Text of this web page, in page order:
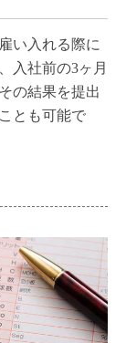
い入れる際に
入社前の3ヶ月
の結果を提出
とも可能で